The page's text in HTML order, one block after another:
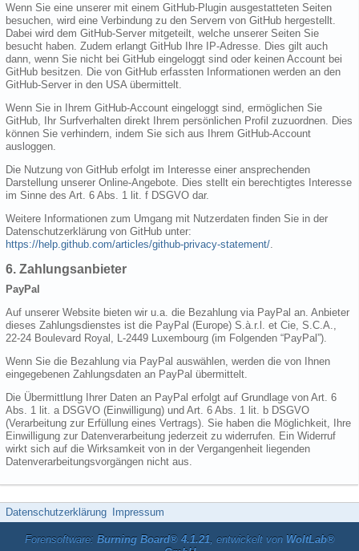
Wenn Sie eine unserer mit einem GitHub-Plugin ausgestatteten Seiten
besuchen, wird eine Verbindung zu den Servern von GitHub hergestellt.
Dabei wird dem GitHub-Server mitgeteilt, welche unserer Seiten Sie
besucht haben. Zudem erlangt GitHub Ihre IP-Adresse. Dies gilt auch
dann, wenn Sie nicht bei GitHub eingeloggt sind oder keinen Account bei
GitHub besitzen. Die von GitHub erfassten Informationen werden an den
GitHub-Server in den USA übermittelt.
Wenn Sie in Ihrem GitHub-Account eingeloggt sind, ermöglichen Sie
GitHub, Ihr Surfverhalten direkt Ihrem persönlichen Profil zuzuordnen. Dies
können Sie verhindern, indem Sie sich aus Ihrem GitHub-Account
ausloggen.
Die Nutzung von GitHub erfolgt im Interesse einer ansprechenden
Darstellung unserer Online-Angebote. Dies stellt ein berechtigtes Interesse
im Sinne des Art. 6 Abs. 1 lit. f DSGVO dar.
Weitere Informationen zum Umgang mit Nutzerdaten finden Sie in der
Datenschutzerklärung von GitHub unter:
https://help.github.com/articles/github-privacy-statement/
6. Zahlungsanbieter
PayPal
Auf unserer Website bieten wir u.a. die Bezahlung via PayPal an. Anbieter
dieses Zahlungsdienstes ist die PayPal (Europe) S.à.r.l. et Cie, S.C.A.,
22-24 Boulevard Royal, L-2449 Luxembourg (im Folgenden “PayPal”).
Wenn Sie die Bezahlung via PayPal auswählen, werden die von Ihnen
eingegebenen Zahlungsdaten an PayPal übermittelt.
Die Übermittlung Ihrer Daten an PayPal erfolgt auf Grundlage von Art. 6
Abs. 1 lit. a DSGVO (Einwilligung) und Art. 6 Abs. 1 lit. b DSGVO
(Verarbeitung zur Erfüllung eines Vertrags). Sie haben die Möglichkeit, Ihre
Einwilligung zur Datenverarbeitung jederzeit zu widerrufen. Ein Widerruf
wirkt sich auf die Wirksamkeit von in der Vergangenheit liegenden
Datenverarbeitungsvorgängen nicht aus.
Datenschutzerklärung Impressum
Forensoftware: Burning Board® 4.1.21, entwickelt von WoltLab®